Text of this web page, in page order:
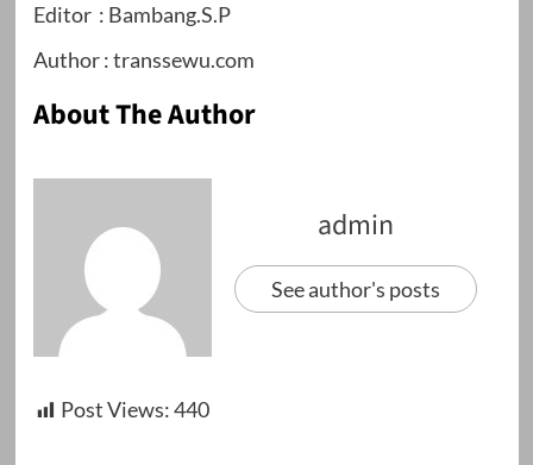
Editor : Bambang.S.P
Author : transsewu.com
About The Author
admin
See author's posts
Post Views:440